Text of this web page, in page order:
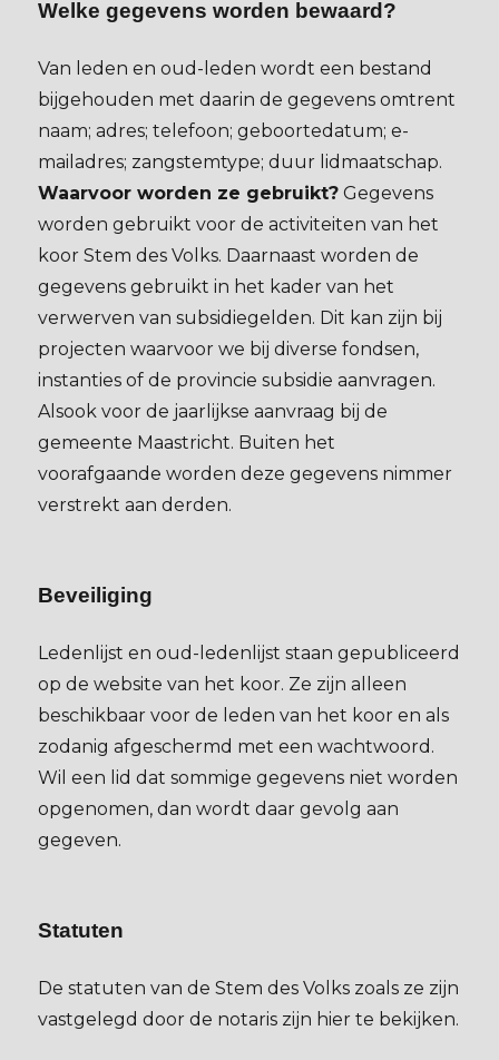
Welke gegevens worden bewaard?
Van leden en oud-leden wordt een bestand
bijgehouden met daarin de gegevens omtrent
naam; adres; telefoon; geboortedatum; e-
mailadres; zangstemtype; duur lidmaatschap.
Waarvoor worden ze gebruikt? Gegevens
worden gebruikt voor de activiteiten van het
koor Stem des Volks. Daarnaast worden de
gegevens gebruikt in het kader van het
verwerven van subsidiegelden. Dit kan zijn bij
projecten waarvoor we bij diverse fondsen,
instanties of de provincie subsidie aanvragen.
Alsook voor de jaarlijkse aanvraag bij de
gemeente Maastricht. Buiten het
voorafgaande worden deze gegevens nimmer
verstrekt aan derden.
Beveiliging
Ledenlijst en oud-ledenlijst staan gepubliceerd
op de website van het koor. Ze zijn alleen
beschikbaar voor de leden van het koor en als
zodanig afgeschermd met een wachtwoord.
Wil een lid dat sommige gegevens niet worden
opgenomen, dan wordt daar gevolg aan
gegeven.
Statuten
De statuten van de Stem des Volks zoals ze zijn
vastgelegd door de notaris zijn hier te bekijken.